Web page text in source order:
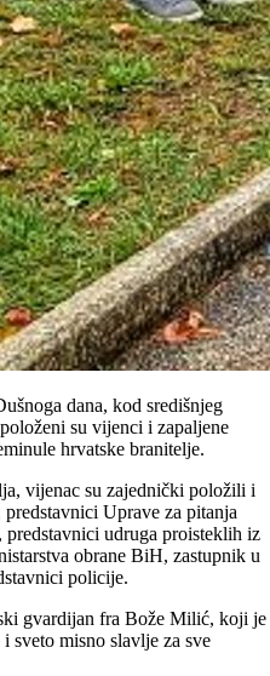
dana, kod središnjeg
su vijenci i zapaljene
hrvatske branitelje.
vijenac su zajednički položili i
Uprave za pitanja
predstavnici udruga proisteklih iz
obrane BiH, zastupnik u
policije.
gvardijan fra Bože Milić, koji je
sveto misno slavlje za sve